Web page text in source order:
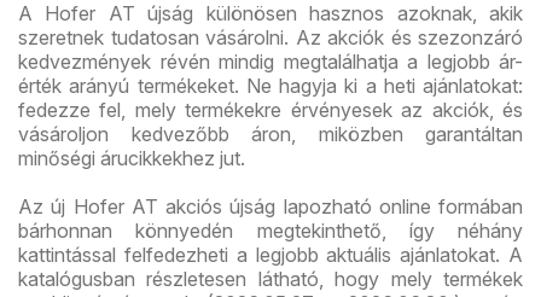
A Hofer AT újság különösen hasznos azoknak, akik
szeretnek tudatosan vásárolni. Az akciók és szezonzáró
kedvezmények révén mindig megtalálhatja a legjobb ár-
érték arányú termékeket. Ne hagyja ki a heti ajánlatokat:
fedezze fel, mely termékekre érvényesek az akciók, és
vásároljon kedvezőbb áron, miközben garantáltan
minőségi árucikkekhez jut.
Az új Hofer AT akciós újság lapozható online formában
bárhonnan könnyedén megtekinthető, így néhány
kattintással felfedezheti a legjobb aktuális ajánlatokat. A
katalógusban részletesen látható, hogy mely termékek